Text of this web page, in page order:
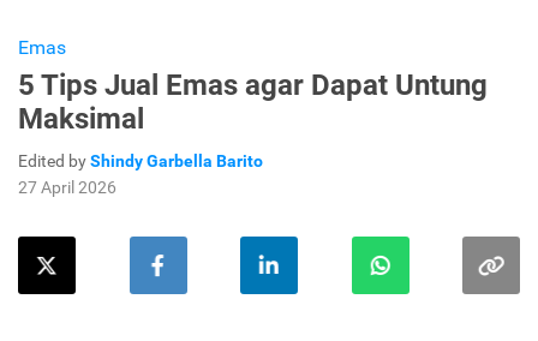
Emas
5 Tips Jual Emas agar Dapat Untung
Maksimal
Edited byShindy Garbella Barito
27 April 2026